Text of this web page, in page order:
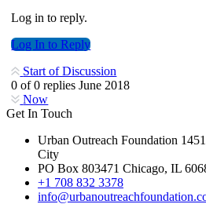
Log in to reply.
Log In to Reply
Start of Discussion
0 of0 repliesJune 2018
Now
Get In Touch
Urban Outreach Foundation
City
PO Box 803471 Chicago, IL
+1 708 832 3378